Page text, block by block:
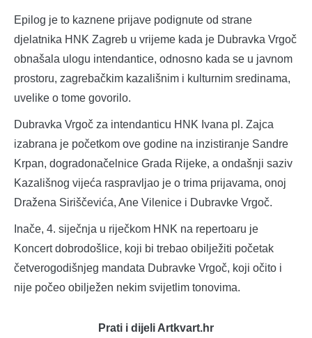
Epilog je to kaznene prijave podignute od strane
djelatnika HNK Zagreb u vrijeme kada je Dubravka Vrgoč
obnašala ulogu intendantice, odnosno kada se u javnom
prostoru, zagrebačkim kazališnim i kulturnim sredinama,
uvelike o tome govorilo.
Dubravka Vrgoč za intendanticu HNK Ivana pl. Zajca
izabrana je početkom ove godine na inzistiranje Sandre
Krpan, dogradonačelnice Grada Rijeke, a ondašnji saziv
Kazališnog vijeća raspravljao je o trima prijavama, onoj
Dražena Siriščevića, Ane Vilenice i Dubravke Vrgoč.
Inače, 4. siječnja u riječkom HNK na repertoaru je
Koncert dobrodošlice, koji bi trebao obilježiti početak
četverogodišnjeg mandata Dubravke Vrgoč, koji očito i
nije počeo obilježen nekim svijetlim tonovima.
Prati i dijeli Artkvart.hr